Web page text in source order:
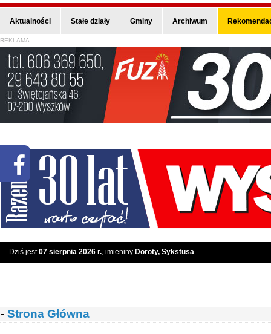
Aktualności Stałe działy Gminy Archiwum
REKLAMA
Dziś jest07 sierpnia 2026 r., imieniny Doroty, Sykstusa
- Strona Główna